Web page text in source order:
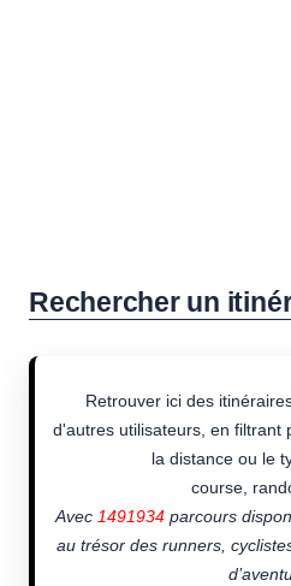
Rechercher un
Retrouver ici des
d'autres utilisateurs, en filtrant
la distance ou le
course,
Avec 1491934parcours
au trésor des runners,